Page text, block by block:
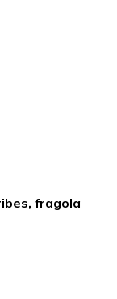
fragola